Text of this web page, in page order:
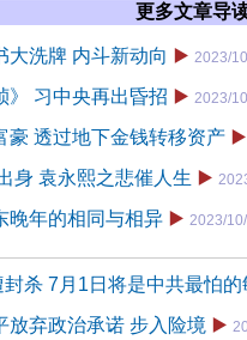
更多文章导
大洗牌 内斗新动向 ▶️ 2023/
》 习中央再出昏招 ▶️ 2023/
豪 透过地下金钱转移资产 ▶️
身 袁永熙之悲催人生 ▶️
晚年的相同与相异 ▶️ 2023/
封杀 7月1日将是中共最怕的
放弃政治承诺 步入险境 ▶️